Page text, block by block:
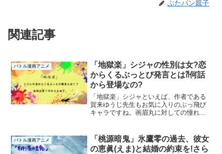
ぶたパン親子
関連記事
バトル漫画アニメ
「地獄楽」シジャの性別は女?恋
からくるぶっとび発言とは⁈何話
から登場なの?
「地獄楽」シジャといえば、作者である
賀来ゆうじ先生もお気に入りのぶっ飛び
キャラですね。画眉丸に対しての憧れ、
に正直なところは、とっても好感がもて
ます。そんな、シジャを深...
バトル漫画アニメ
「桃源暗鬼」氷鷹零の過去、彼女
の恵眞(えま)と結婚の約束を!さら